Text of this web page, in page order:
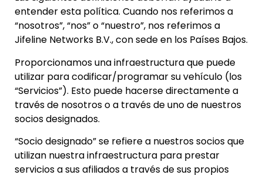
entender esta política. Cuando nos referimos a
“nosotros”, “nos” o “nuestro”, nos referimos a
Jifeline Networks B.V., con sede en los Países Bajos.
Proporcionamos una infraestructura que puede
utilizar para codificar/programar su vehículo (los
“Servicios”). Esto puede hacerse directamente a
través de nosotros o a través de uno de nuestros
socios designados.
“Socio designado” se refiere a nuestros socios que
utilizan nuestra infraestructura para prestar
servicios a sus afiliados a través de sus propios